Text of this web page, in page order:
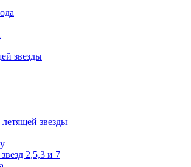
звезды
звезды
2,5,3 и 7